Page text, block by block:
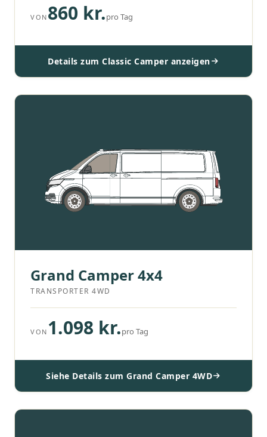
VON 860 kr.pro Tag
Details zum Classic Camper anzeigen
Grand Camper 4x4
TRANSPORTER 4WD
VON 1.098 kr.pro Tag
Siehe Details zum Grand Camper 4WD